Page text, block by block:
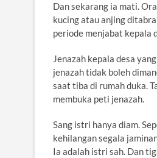
Dan sekarang ia mati.
kucing atau anjing
periode menjabat kepala
Jenazah kepala desa
jenazah tidak boleh
saat tiba di rumah duka.
membuka peti jenazah.
Sang istri hanya diam.
kehilangan segala
Ia adalah istri sah. Dan